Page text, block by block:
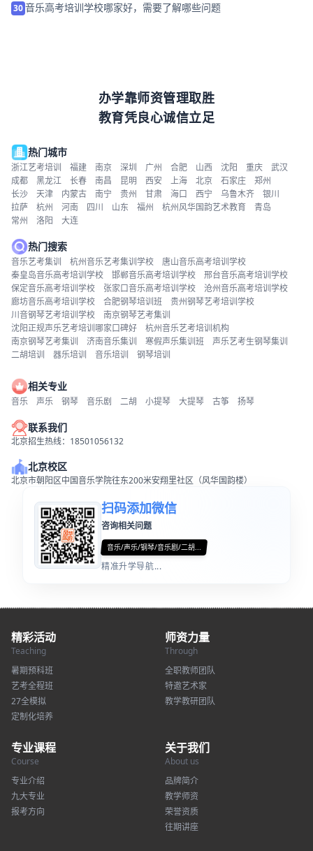
30音乐高考培训学校哪家好，需要了解哪些问题
办学靠师资管理取胜
教育凭良心诚信立足
热门城市
浙江艺考培训 福建 南京 深圳 广州 合肥 山西 沈阳 重庆
武汉
成都
黑龙江 长春 南昌 昆明 西安 上海 北京 石家庄
郑州
长沙
天津 内蒙古 南宁 贵州 甘肃 海口 西宁 乌鲁木齐
银川
拉萨
杭州 河南 四川 山东 福州 杭州风华国韵艺术教育
青岛
常州
洛阳 大连
热门搜索
音乐艺考集训 杭州音乐艺考集训学校
唐山音乐高考培训学校
秦皇岛音乐高考培训学校
邯郸音乐高考培训学校
邢台音乐高考培训学校
保定音乐高考培训学校
张家口音乐高考培训学校
沧州音乐高考培训学校
廊坊音乐高考培训学校
合肥钢琴培训班
贵州钢琴艺考培训学校
川音钢琴艺考培训学校
南京钢琴艺考集训
沈阳正规声乐艺考培训哪家口碑好
杭州音乐艺考培训机构
南京钢琴艺考集训
济南音乐集训 寒假声乐集训班
声乐艺考生钢琴集训
二胡培训
器乐培训 音乐培训 钢琴培训
相关专业
音乐 声乐 钢琴 音乐剧 二胡 小提琴 大提琴 古筝 扬琴
联系我们
北京招生热线：18501056132
北京校区
北京市朝阳区中国音乐学院往东200米安翔里社区（风华国韵楼）
扫码添加微信
咨询相关问题
音乐/声乐/钢琴/音乐剧/二胡...
精准升学导航...
精彩活动
Teaching
暑期预科班
艺考全程班
27全模拟
定制化培养
师资力量
Through
全职教师团队
特邀艺术家
教学教研团队
专业课程
Course
专业介绍
九大专业
报考方向
关于我们
About us
品牌简介
教学师资
荣誉资质
往期讲座